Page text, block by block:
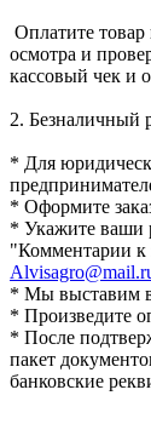
Оплатите
осмотра и
кассовый чек и
2. Безналичный
* Для
* Оформите
* Укажите ваши
"Комментарии к
* Мы выставим
* Произведите
* После
пакет
банковские